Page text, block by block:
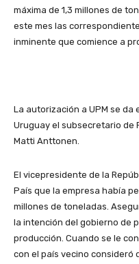
máxima de 1,3 millones de
este mes las
inminente que comience a
La autorización a UPM se da
Uruguay el subsecretario de
Matti Anttonen.
El vicepresidente de la
País que la empresa había
millones de toneladas.
la intención del gobierno de
producción. Cuando se le
con el país vecino consideró